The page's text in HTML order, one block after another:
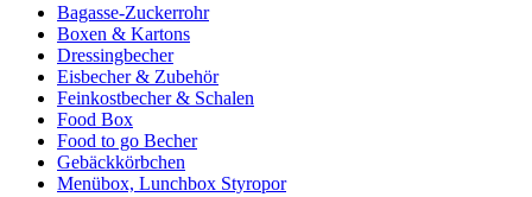
Bagasse-Zuckerrohr
Boxen & Kartons
Dressingbecher
Eisbecher & Zubehör
Feinkostbecher & Schalen
Food Box
Food to go Becher
Gebäckkörbchen
Menübox, Lunchbox Styropor